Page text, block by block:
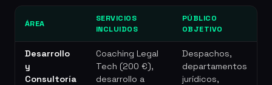
ÁREA
SERVICIOS
INCLUIDOS
PÚBLICO
OBJETIVO
Desarrollo
y
Consultoría
Coaching Legal
Tech (200 €),
desarrollo a
Despachos,
departamentos
jurídicos,